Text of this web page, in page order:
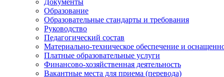
Образование
Образовательные стандарты и требования
Руководство
Педагогический состав
Материально-техническое обеспечение и
Платные образовательные услуги
Финансово-хозяйственная деятельность
Вакантные места для приема (перевода)